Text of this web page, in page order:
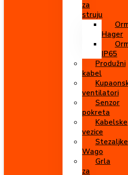
za
struju
Hager
IP65
Produžni
kabel
ventilatori
Senzor
pokreta
Kabelske
vezice
Stezaljke
Wago
Grla
za